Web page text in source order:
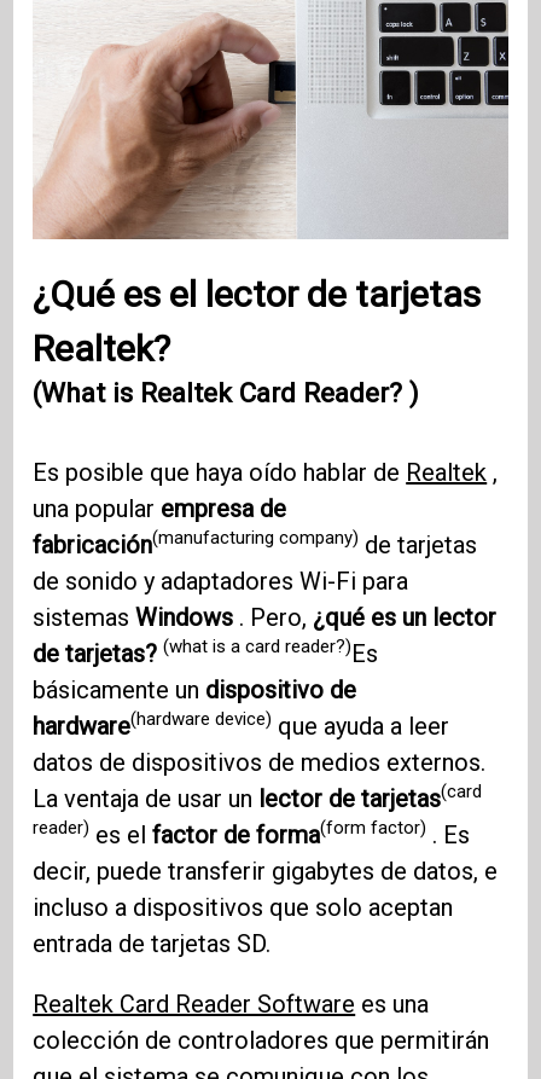
¿Qué es el lector de tarjetas
Realtek?
(What is Realtek Card Reader? )
Es posible que haya oído hablar de Realtek ,
una popular empresa de
fabricación(manufacturing company) de tarjetas
de sonido y adaptadores Wi-Fi para
sistemasWindows . Pero, ¿qué es un lector
de tarjetas?(what is a card reader?)Es
básicamente un dispositivo de
hardware(hardware device) que ayuda a leer
datos de dispositivos de medios externos.
La ventaja de usar un lector de tarjetas(card
reader) es elfactor de forma(form factor) . Es
decir, puede transferir gigabytes de datos, e
incluso a dispositivos que solo aceptan
entrada de tarjetas SD.
Realtek Card Reader Software es una
colección de controladores que permitirán